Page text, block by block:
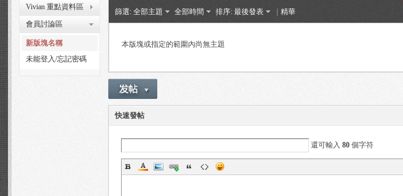
Vivian 重點資料區
會員討論區
新版塊名稱
未能登入/忘記密碼
篩選:全部主題 全部時間 排序:最後發表 精華
本版塊或指定的範圍內尚無主題
快速發帖
還可輸入80 個字符